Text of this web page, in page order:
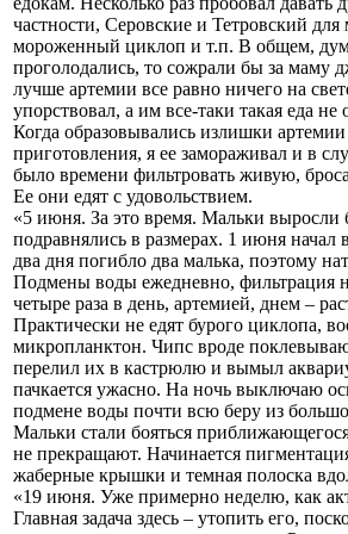
частности, Серовские и Тетровский для
мороженный циклоп и т.п. В общем,
проголодались, то сожрали бы за маму
лучше артемии все равно ничего на
упорствовал, а им все-таки такая еда не
Когда образовывались излишки артемии
приготовления, я ее замораживал и в
было времени фильтровать живую,
Ее они едят с удовольствием.
«5 июня. За это время. Мальки выросли
подравнялись в размерах. 1 июня начал
два дня погибло два малька, поэтому
Подмены воды ежедневно, фильтрация
четыре раза в день, артемией, днем –
Практически не едят бурого циклопа,
микропланктон. Чипс вроде
перелил их в кастрюлю и вымыл
пачкается ужасно. На ночь выключаю
подмене воды почти всю беру из
Мальки стали бояться
не прекращают. Начинается
жаберные крышки и темная полоска
«19 июня. Уже примерно неделю, как
Главная задача здесь – утопить его,